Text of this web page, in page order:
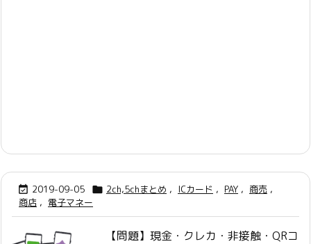
 2019-09-05  2ch,5chまとめ , ICカード , PAY , 商売 ,
商店 , 電子マネー
【問題】現金・クレカ・非接触・QRコ